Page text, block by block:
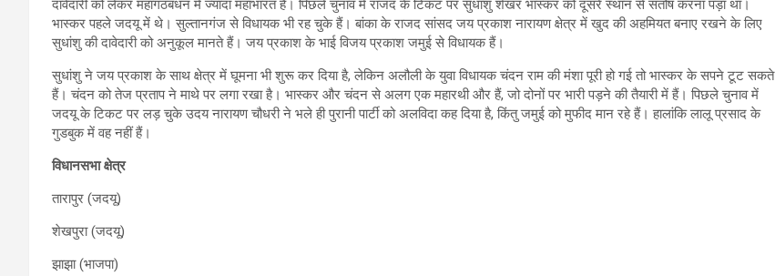
दावेदारी को लेकर महागठबंधन में ज्यादा महाभारत है। पिछले चुनाव में राजद के टिकट पर सुधांशु शेखर भास्कर को दूसरे स्थान से संतोष करना पड़ा था।
भास्कर पहले जदयू में थे। सुल्तानगंज से विधायक भी रह चुके हैं। बांका के राजद सांसद जय प्रकाश नारायण क्षेत्र में खुद की अहमियत बनाए रखने के लिए
सुधांशु की दावेदारी को अनुकूल मानते हैं। जय प्रकाश के भाई विजय प्रकाश जमुई से विधायक हैं।
सुधांशु ने जय प्रकाश के साथ क्षेत्र में घूमना भी शुरू कर दिया है, लेकिन अलौली के युवा विधायक चंदन राम की मंशा पूरी हो गई तो भास्कर के सपने टूट सकते
हैं। चंदन को तेज प्रताप ने माथे पर लगा रखा है। भास्कर और चंदन से अलग एक महारथी और हैं, जो दोनों पर भारी पड़ने की तैयारी में हैं। पिछले चुनाव में
जदयू के टिकट पर लड़ चुके उदय नारायण चौधरी ने भले ही पुरानी पार्टी को अलविदा कह दिया है, किंतु जमुई को मुफीद मान रहे हैं। हालांकि लालू प्रसाद के
गुडबुक में वह नहीं हैं।
विधानसभा क्षेत्र
तारापुर (जदयू)
शेखपुरा (जदयू)
झाझा (भाजपा)